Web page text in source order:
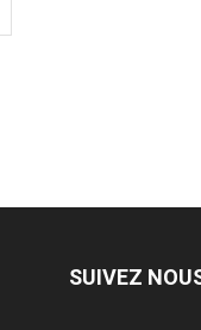
SUIVEZ